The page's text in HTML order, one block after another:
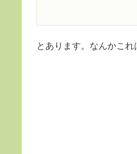
とあります。なんかこ